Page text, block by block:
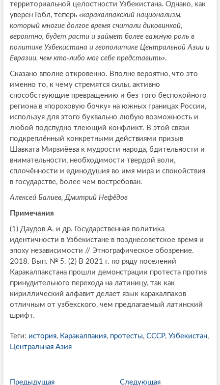
территориальной целостности Узбекистана. Однако, как
уверен Гобл, теперь «каракалпакский национализм,
который многие долгое время считали диковинкой,
вероятно, будет расти и займет более важную роль в
политике Узбекистана и геополитике Центральной Азии и
Евразии, чем кто-либо мог себе представить».
Сказано вполне откровенно. Вполне вероятно, что это
именно то, к чему стремятся силы, активно
способствующие превращению и без того беспокойного
региона в «пороховую бочку» на южных границах России,
используя для этого буквально любую возможность и
любой подспудно тлеющий конфликт. В этой связи
подкреплённый конкретными действиями призыв
Шавката Мирзиёева к мудрости народа, бдительности и
внимательности, необходимости твердой воли,
сплочённости и единодушия во имя мира и спокойствия
в государстве, более чем востребован.
Алексей Балиев, Дмитрий Нефёдов
Примечания
(1) Даудов А. и др. Государственная политика
идентичности в Узбекистане в позднесоветское время и
эпоху независимости // Этнографическое обозрение.
2018. Вып. № 5. (2) В 2021 г. по ряду поселений
Каракалпакстана прошли демонстрации протеста против
принудительного перехода на латиницу, так как
кириллический алфавит делает язык каракалпаков
отличным от узбекского, чем предлагаемый латинский
шрифт.
Теги: история, Каракалпакия, протесты, СССР, Узбекистан,
Центральная Азия
ПредыдущаяП Следующая